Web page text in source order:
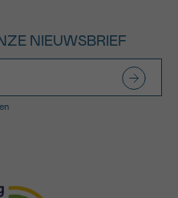
NIEUWSBRIEF